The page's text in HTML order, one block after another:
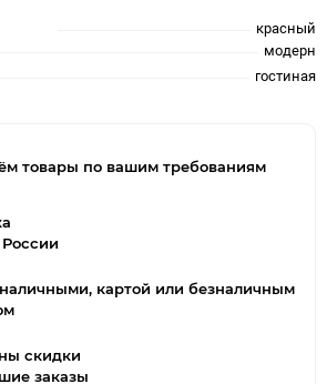
красный
модерн
гостиная
товары по вашим требованиям
картой или безналичным
скидки
заказы